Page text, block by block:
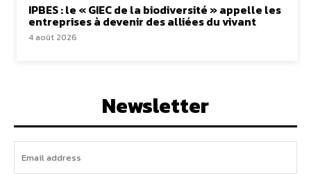
IPBES : le « GIEC de la biodiversité » appelle les
entreprises à devenir des alliées du vivant
4 août 2026
Newsletter